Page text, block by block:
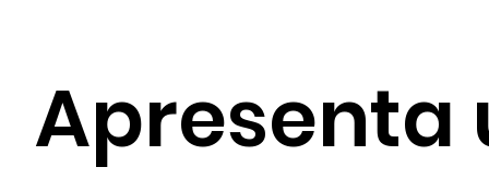
Apresenta